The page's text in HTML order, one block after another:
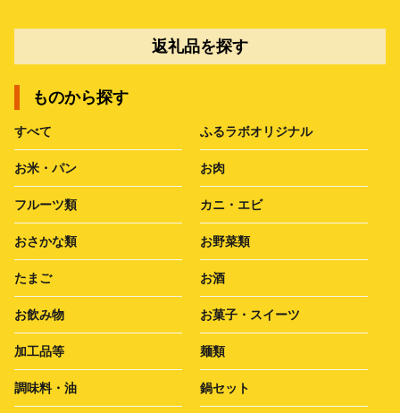
返礼品を探す
ものから探す
すべて ふるラボオリジナル
お米・パン お肉
フルーツ類 カニ・エビ
おさかな類 お野菜類
たまご お酒
お飲み物 お菓子・スイーツ
加工品等 麺類
調味料・油 鍋セット